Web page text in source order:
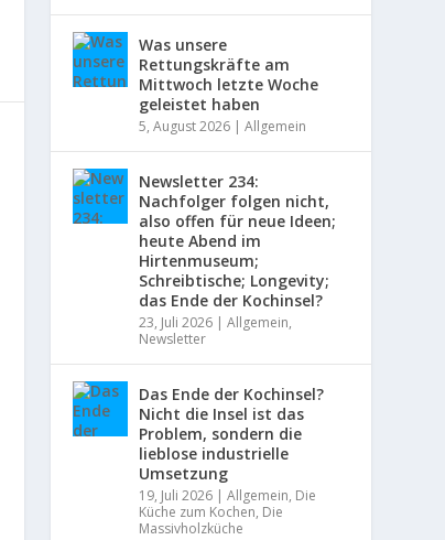
Was unsere
Rettungskräfte am
Mittwoch letzte Woche
geleistet haben
5, August 2026 |Allgemein
Newsletter 234:
Nachfolger folgen nicht,
also offen für neue Ideen;
heute Abend im
Hirtenmuseum;
Schreibtische; Longevity;
das Ende der Kochinsel?
23, Juli 2026 |Allgemein,
Newsletter
Das Ende der Kochinsel?
Nicht die Insel ist das
Problem, sondern die
lieblose industrielle
Umsetzung
19, Juli 2026 |Allgemein, Die
Küche zum Kochen, Die
Massivholzküche